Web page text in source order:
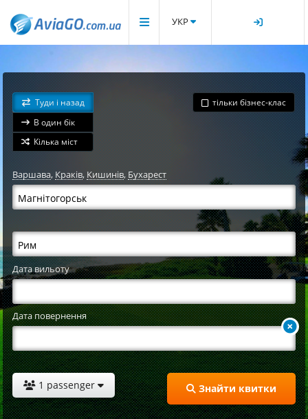
УКР
Туди і назад
В один бік
Кілька міст
тільки бізнес-клас
Варшава, Краків,Кишинів,Бухарест
Дата вильоту
Дата повернення
1 passenger Знайти квитки